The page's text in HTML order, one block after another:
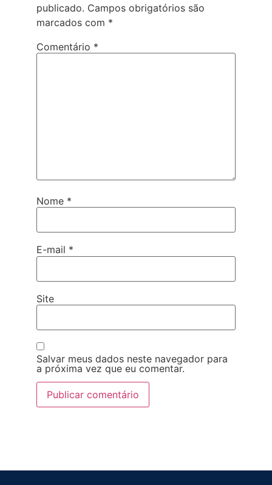
publicado. Campos obrigatórios são
marcados com *
Comentário *
Nome *
E-mail *
Site
Salvar meus dados neste navegador para
a próxima vez que eu comentar.